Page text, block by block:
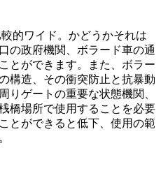
的ワイド。かどうかそれは
の政府機関、ボラード車の通
とができます。また、ボラー
構造、その衝突防止と抗暴動
りゲートの重要な状態機関、
橋場所で使用することを必要
とができると低下、使用の範